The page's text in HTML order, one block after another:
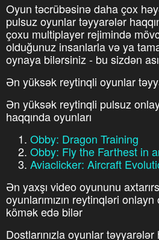
Oyun təcrübəsinə daha çox
pulsuz oyunlar təyyarələr
çoxu multiplayer rejimində
olduğunuz insanlarla və ya
oynaya bilərsiniz - bu sizdən
Ən yüksək reytinqli oyunlar
Ən yüksək reytinqli pulsuz
haqqında oyunları
Obby: Dragon Training
Obby: Fly the Farthest in
Aviaclicker: Aircraft
Ən yaxşı video oyununu
oyunlarımızın reytinqləri
kömək edə bilər
Dostlarınızla oyunlar